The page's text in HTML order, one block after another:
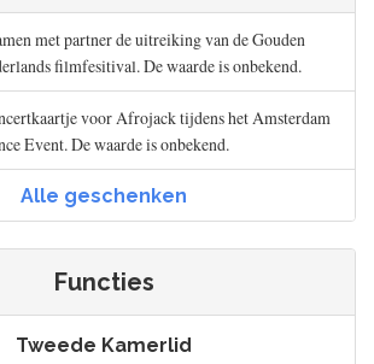
met partner de uitreiking van de Gouden
filmfesitival. De waarde is onbekend.
voor Afrojack tijdens het Amsterdam
Event. De waarde is onbekend.
Alle geschenken
Functies
Tweede Kamerlid